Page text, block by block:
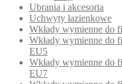
Ubrania i akcesoria
Uchwyty łazienkowe
Wkłady wymienne do
Wkłady wymienne do
EU5
Wkłady wymienne do
EU7